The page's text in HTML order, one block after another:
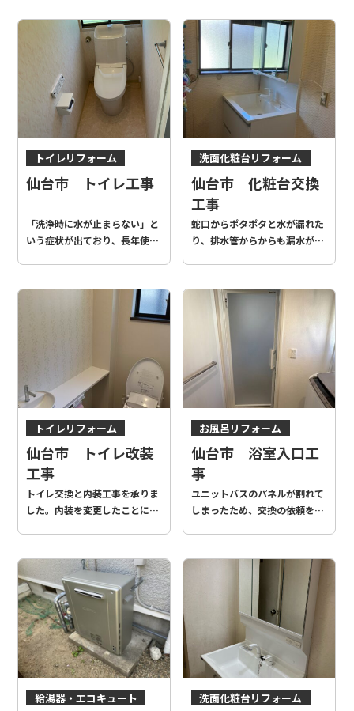
房便座機能付きのものを設置し
が改善いたしました。 毎日使う
水廻りが一新されたことによ
り、さらに使いやすくお手入れ
もしやすくなっていると思いま
す。
トイレリフォーム
仙台市 トイレ工事
「洗浄時に水が止まらない」と
いう症状が出ており、長年使用
特殊であったり、床材のめくれ
等もあったため、それらを含め
てきれいにいたしました。
洗面化粧台リフォーム
仙台市 化粧台交換
工事
蛇口からポタポタと水が漏れた
り、排水管からからも漏水があ
への交換でしたが、きれいに仕
上げることができたと思いま
トイレリフォーム
内装
仙台市 トイレ改装
工事
トイレ交換と内装工事を承りま
した。内装を変更したことによ
お風呂リフォーム
窓・ドア
その他
仙台市 浴室入口工
事
ユニットバスのパネルが割れて
しまったため、交換の依頼を頂
戸への交換を行いました。
給湯器・エコキュート 洗面化粧台リフォーム